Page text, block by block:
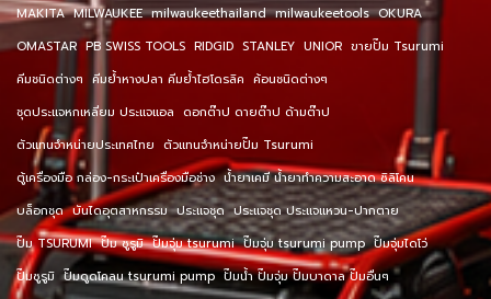
MAKITA MILWAUKEE milwaukeethailand milwaukeetools OKURA
OMASTAR PB SWISS TOOLS RIDGID STANLEY UNIOR ขายปั๊ม Tsurumi
คีมชนิดต่างๆ คีมย้ำหางปลา คีมย้ำไฮโดรลิค ค้อนชนิดต่างๆ
ชุดประแจหกเหลี่ยม ประแจแอล ดอกต๊าป ดายต๊าป ด้ามต๊าป
ตัวแทนจำหน่ายประเทศไทย ตัวแทนจำหน่ายปั๊ม Tsurumi
ตู้เครื่องมือ กล่อง-กระเป๋าเครื่องมือช่าง น้ำยาเคมี น้ำยาทำความสะอาด ซิลิโคน
บล็อกชุด บันไดอุตสาหกรรม ประแจชุด ประแจชุด ประแจแหวน-ปากตาย
ปั๊ม TSURUMI ปั๊ม ซูรูมิ ปั๊มจุ่ม tsurumi ปั๊มจุ่ม tsurumi pump ปั๊มจุ่มไดโว่
ปั๊มซูรูมิ ปั๊มดูดโคลน tsurumi pump ปั๊มน้ำ ปั๊มจุ่ม ปั๊มบาดาล ปั๊มอื่นๆ